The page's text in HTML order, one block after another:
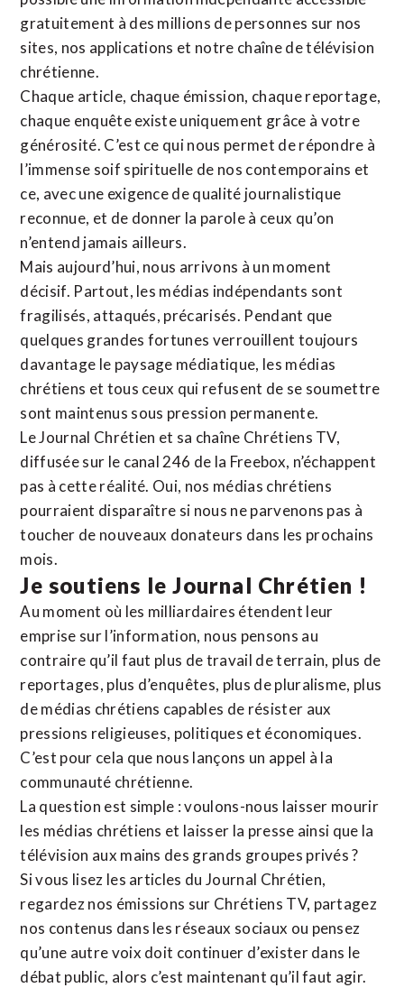
gratuitement à des millions de personnes sur nos
sites, nos applications et notre chaîne de télévision
chrétienne.
Chaque article, chaque émission, chaque reportage,
chaque enquête existe uniquement grâce à votre
générosité. C’est ce qui nous permet de répondre à
l’immense soif spirituelle de nos contemporains et
ce, avec une exigence de qualité journalistique
reconnue, et de donner la parole à ceux qu’on
n’entend jamais ailleurs.
Mais aujourd’hui, nous arrivons à un moment
décisif. Partout, les médias indépendants sont
fragilisés, attaqués, précarisés. Pendant que
quelques grandes fortunes verrouillent toujours
davantage le paysage médiatique, les médias
chrétiens et tous ceux qui refusent de se soumettre
sont maintenus sous pression permanente.
Le Journal Chrétien et sa chaîne Chrétiens TV,
diffusée sur le canal 246 de la Freebox, n’échappent
pas à cette réalité. Oui, nos médias chrétiens
pourraient disparaître si nous ne parvenons pas à
toucher de nouveaux donateurs dans les prochains
mois.
Je soutiens le Journal Chrétien !
Au moment où les milliardaires étendent leur
emprise sur l’information, nous pensons au
contraire qu’il faut plus de travail de terrain, plus de
reportages, plus d’enquêtes, plus de pluralisme, plus
de médias chrétiens capables de résister aux
pressions religieuses, politiques et économiques.
C’est pour cela que nous lançons un appel à la
communauté chrétienne.
La question est simple : voulons-nous laisser mourir
les médias chrétiens et laisser la presse ainsi que la
télévision aux mains des grands groupes privés ?
Si vous lisez les articles du Journal Chrétien,
regardez nos émissions sur Chrétiens TV, partagez
nos contenus dans les réseaux sociaux ou pensez
qu’une autre voix doit continuer d’exister dans le
débat public, alors c’est maintenant qu’il faut agir.